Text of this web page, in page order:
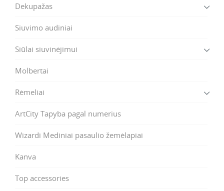
Dekupažas
Siuvimo audiniai
Siūlai siuvinėjimui
Molbertai
Rėmeliai
ArtCity Tapyba pagal numerius
Wizardi Mediniai pasaulio žemėlapiai
Kanva
Top accessories